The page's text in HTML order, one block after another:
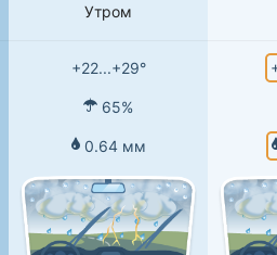
Утром
+22...+29°
65%
0.64 мм